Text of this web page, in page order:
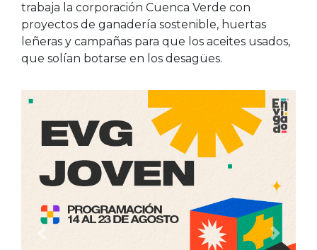
trabaja la corporación Cuenca Verde con
proyectos de ganadería sostenible, huertas
leñeras y campañas para que los aceites usados,
que solían botarse en los desagües.